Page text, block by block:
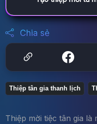
Chia sẻ
Thiệp tân gia thanh lịch
Thiệp mời tiệc tân gia